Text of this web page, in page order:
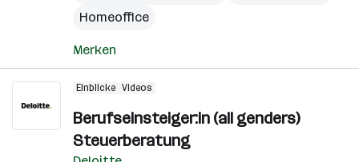
Homeoffice
Merken
Einblicke Videos
Berufseinsteiger:in (all genders)
Steuerberatung